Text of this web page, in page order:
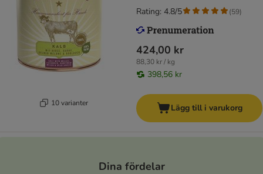
10 varianter
424,00 kr
88,30 kr / kg
398,56 kr
Rating: 4.8/5 (59)
Lägg till i varukorg
Dina fördelar